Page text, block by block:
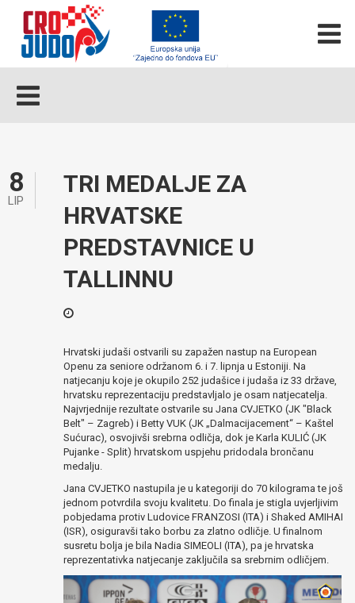
8
LIP
TRI MEDALJE ZA
HRVATSKE
PREDSTAVNICE U
TALLINNU
Hrvatski judaši ostvarili su zapažen nastup na European
Openu za seniore održanom 6. i 7. lipnja u Estoniji. Na
natjecanju koje je okupilo 252 judašice i judaša iz 33 države,
hrvatsku reprezentaciju predstavljalo je osam natjecatelja.
Najvrjednije rezultate ostvarile su Jana CVJETKO (JK "Black
Belt" – Zagreb) i Betty VUK (JK „Dalmacijacement“ – Kaštel
Sućurac), osvojivši srebrna odličja, dok je Karla KULIĆ (JK
Pujanke - Split) hrvatskom uspjehu pridodala brončanu
medalju.
Jana CVJETKO nastupila je u kategoriji do 70 kilograma te još
jednom potvrdila svoju kvalitetu. Do finala je stigla uvjerljivim
pobjedama protiv Ludovice FRANZOSI (ITA) i Shaked AMIHAI
(ISR), osiguravši tako borbu za zlatno odličje. U finalnom
susretu bolja je bila Nadia SIMEOLI (ITA), pa je hrvatska
reprezentativka natjecanje zaključila sa srebrnim odličjem.